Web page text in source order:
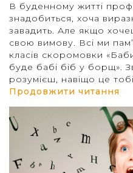
"
В буденному житті
знадобиться, хоча
завадить. Але якщо
свою вимову. Всі ми
класів скоромовки
буде бабі біб у борщ».
розумієш, навіщо це
Продовжити читання